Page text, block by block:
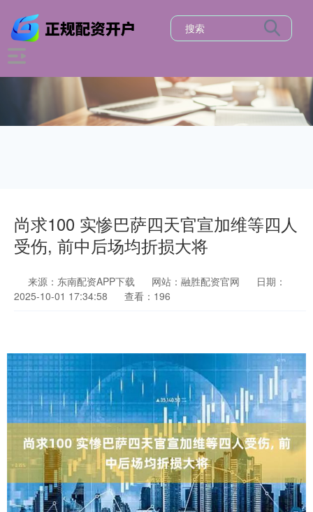
尚求100 实惨巴萨四天官宣加维等四人
受伤, 前中后场均折损大将
来源：东南配资APP下载 网站：融胜配资官网
日期：
2025-10-01 17:34:58
查看：196